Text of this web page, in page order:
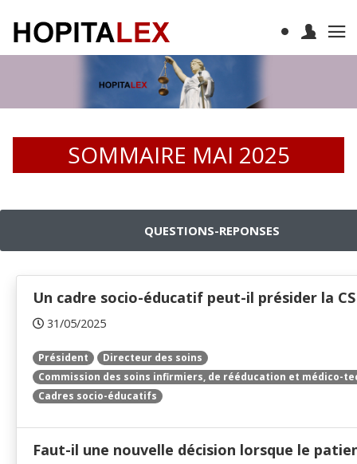
SOMMAIRE MAI 2025
QUESTIONS-REPONSES
Un cadre socio-éducatif peut-il présider la
31/05/2025
Président
Directeur des soins
Commission des soins infirmiers, de rééducation et médico-
Cadres socio-éducatifs
Faut-il une nouvelle décision lorsque le